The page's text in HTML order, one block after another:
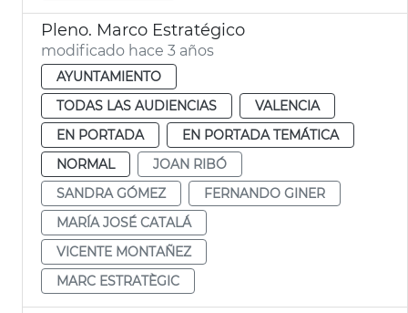
Pleno. Marco Estratégico
modificado hace 3 años
AYUNTAMIENTO
TODAS LAS AUDIENCIAS
VALENCIA
EN PORTADA
EN PORTADA TEMÁTICA
NORMAL
JOAN RIBÓ
SANDRA GÓMEZ
FERNANDO GINER
MARÍA JOSÉ CATALÁ
VICENTE MONTAÑEZ
MARC ESTRATÈGIC